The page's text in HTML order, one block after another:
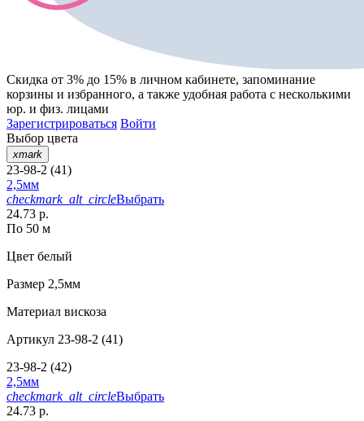
Скидка от 3% до 15% в личном кабинете, запоминание
корзины и избранного, а также удобная работа с несколькими
юр. и физ. лицами
Зарегистрироваться Войти
Выбор цвета
xmark
23-98-2 (41)
2,5мм
checkmark_alt_circleВыбрать
24.73 р.
По 50 м
Цвет белый
Размер 2,5мм
Материал вискоза
Артикул 23-98-2 (41)
23-98-2 (42)
2,5мм
checkmark_alt_circleВыбрать
24.73 р.